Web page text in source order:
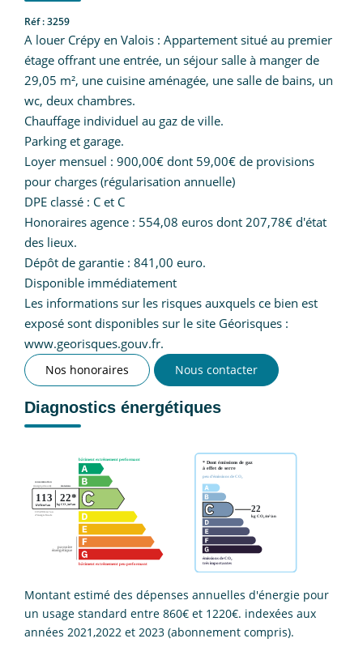
Réf : 3259
A louer Crépy en Valois : Appartement situé au premier
étage offrant une entrée, un séjour salle à manger de
29,05 m², une cuisine aménagée, une salle de bains, un
wc, deux chambres.
Chauffage individuel au gaz de ville.
Parking et garage.
Loyer mensuel : 900,00€ dont 59,00€ de provisions
pour charges (régularisation annuelle)
DPE classé : C et C
Honoraires agence : 554,08 euros dont 207,78€ d'état
des lieux.
Dépôt de garantie : 841,00 euro.
Disponible immédiatement
Les informations sur les risques auxquels ce bien est
exposé sont disponibles sur le site Géorisques :
www.georisques.gouv.fr.
Nos honoraires Nous contacter
Diagnostics énergétiques
Montant estimé des dépenses annuelles d'énergie pour
un usage standard entre 860€ et 1220€. indexées aux
années 2021,2022 et 2023 (abonnement compris).